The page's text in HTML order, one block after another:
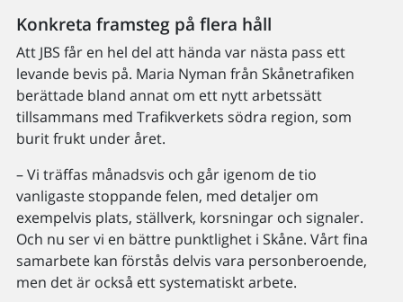
Konkreta framsteg på flera håll
Att JBS får en hel del att hända var nästa pass ett
levande bevis på. Maria Nyman från Skånetrafiken
berättade bland annat om ett nytt arbetssätt
tillsammans med Trafikverkets södra region, som
burit frukt under året.
– Vi träffas månadsvis och går igenom de tio
vanligaste stoppande felen, med detaljer om
exempelvis plats, ställverk, korsningar och signaler.
Och nu ser vi en bättre punktlighet i Skåne. Vårt fina
samarbete kan förstås delvis vara personberoende,
men det är också ett systematiskt arbete.